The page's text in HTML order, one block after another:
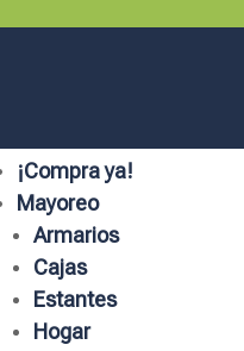
¡Compra ya!
Mayoreo
Armarios
Cajas
Estantes
Hogar